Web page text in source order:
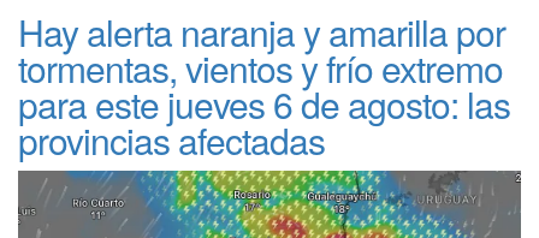
Hay alerta naranja y amarilla por
tormentas, vientos y frío extremo
para este jueves 6 de agosto: las
provincias afectadas